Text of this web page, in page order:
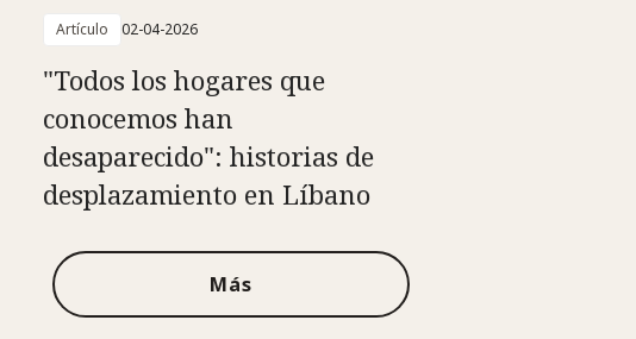
Artículo 02-04-2026
"Todos los hogares que
conocemos han
desaparecido": historias de
desplazamiento en Líbano
Más